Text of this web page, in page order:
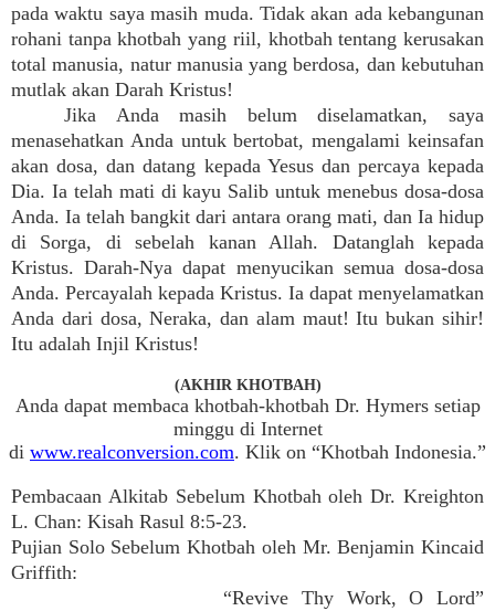
pada waktu saya masih muda. Tidak akan ada kebangunan
rohani tanpa khotbah yang riil, khotbah tentang kerusakan
total manusia, natur manusia yang berdosa, dan kebutuhan
mutlak akan Darah Kristus!
Jika Anda masih belum diselamatkan, saya
menasehatkan Anda untuk bertobat, mengalami keinsafan
akan dosa, dan datang kepada Yesus dan percaya kepada
Dia. Ia telah mati di kayu Salib untuk menebus dosa-dosa
Anda. Ia telah bangkit dari antara orang mati, dan Ia hidup
di Sorga, di sebelah kanan Allah. Datanglah kepada
Kristus. Darah-Nya dapat menyucikan semua dosa-dosa
Anda. Percayalah kepada Kristus. Ia dapat menyelamatkan
Anda dari dosa, Neraka, dan alam maut! Itu bukan sihir!
Itu adalah Injil Kristus!
(AKHIR KHOTBAH)
Anda dapat membaca khotbah-khotbah Dr. Hymers setiap
minggu di Internet
di www.realconversion.com. Klik on “Khotbah Indonesia.”
Pembacaan Alkitab Sebelum Khotbah oleh Dr. Kreighton
L. Chan: Kisah Rasul 8:5-23.
Pujian Solo Sebelum Khotbah oleh Mr. Benjamin Kincaid
Griffith:
“Revive Thy Work, O Lord”